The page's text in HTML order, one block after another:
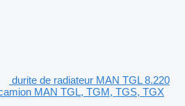
durite de radiateur MAN TGL 8.220
MAN TGL, TGM, TGS, TGX